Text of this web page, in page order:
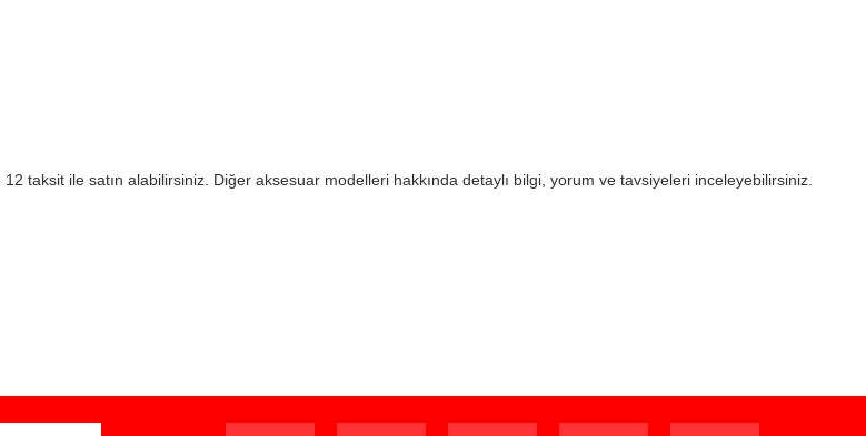
taksit ile satın alabilirsiniz. Diğer aksesuar modelleri hakkında detaylı bilgi, yorum ve tavsiyeleri inceleyebilirsiniz.